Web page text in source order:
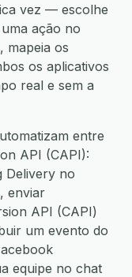
vez — escolhe
ação no
mapeia os
os aplicativos
real e sem a
entre
API (CAPI):
Delivery no
enviar
API (CAPI)
um evento do
equipe no chat